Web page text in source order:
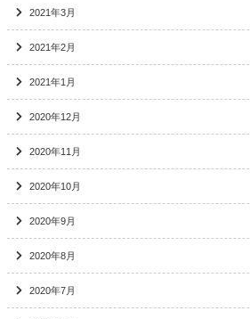
2021年3月
2021年2月
2021年1月
2020年12月
2020年11月
2020年10月
2020年9月
2020年8月
2020年7月